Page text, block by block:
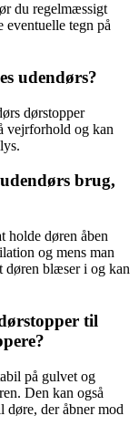
du regelmæssigt
eventuelle tegn på
udendørs?
dørstopper
vejrforhold og kan
brug,
holde døren åben
og mens man
døren blæser i og kan
til
på gulvet og
Den kan også
døre, der åbner mod